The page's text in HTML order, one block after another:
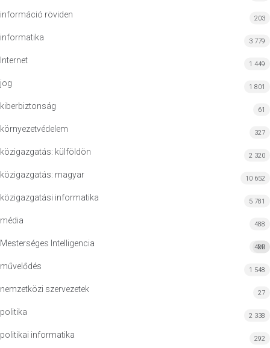
információ röviden 203
informatika 3 779
Internet 1 449
jog 1 801
kiberbiztonság 61
környezetvédelem 327
közigazgatás: külföldön 2 320
közigazgatás: magyar 10 652
közigazgatási informatika 5 781
média 488
Mesterséges Intelligencia MI
422
művelődés 1 548
nemzetközi szervezetek 27
politika 2 338
politikai informatika 292